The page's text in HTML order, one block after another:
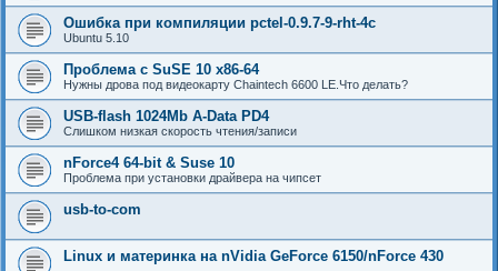
Ошибка при компиляции pctel-0.9.7-9-rht-4c
Ubuntu 5.10
Проблема с SuSE 10 x86-64
Нужны дрова под видеокарту Chaintech 6600 LE.Что делать?
USB-flash 1024Mb A-Data PD4
Слишком низкая скорость чтения/записи
nForce4 64-bit & Suse 10
Проблема при установки драйвера на чипсет
usb-to-com
Linux и материнка на nVidia GeForce 6150/nForce 430